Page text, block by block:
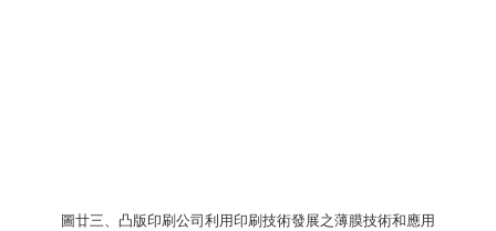
圖廿三、凸版印刷公司利用印刷技術發展之薄膜技術和應用